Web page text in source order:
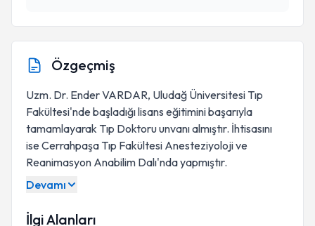
Özgeçmiş
Uzm. Dr. Ender VARDAR, Uludağ Üniversitesi Tıp
Fakültesi'nde başladığı lisans eğitimini başarıyla
tamamlayarak Tıp Doktoru unvanı almıştır. İhtisasını
ise Cerrahpaşa Tıp Fakültesi Anesteziyoloji ve
Reanimasyon Anabilim Dalı'nda yapmıştır.
Devamı
İlgi Alanları